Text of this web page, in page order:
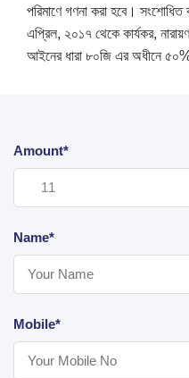
পরিমাণে গণনা করা হবে।
এপ্রিল, ২০১৭ থেকে কার্যকর,
আইনের ধারা ৮০জি এর অধীনে
Amount*
Name*
Mobile*